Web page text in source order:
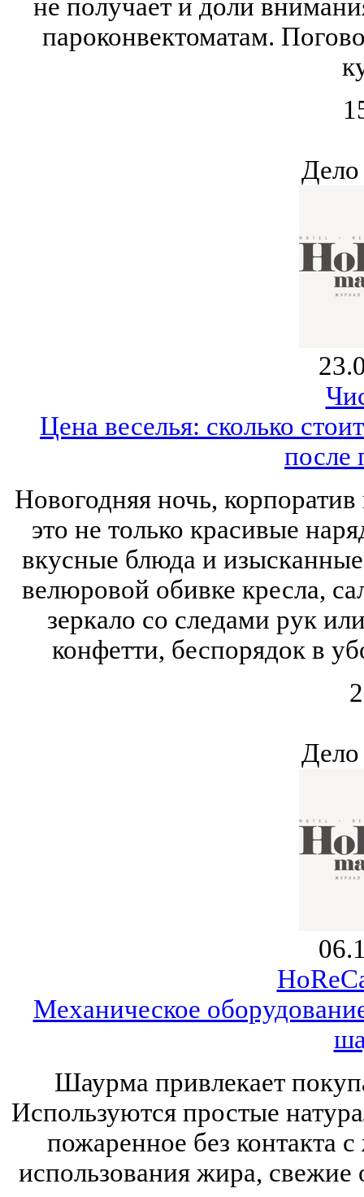
не получает и доли
пароконвектоматам.
Дело
Цена веселья: сколько
после
Новогодняя ночь,
это не только красивые
вкусные блюда и
велюровой обивке кресла,
зеркало со следами рук
конфетти, беспорядок в
Дело
Механическое
Шаурма привлекает
Используются простые
пожаренное без контакта
использования жира, свежие